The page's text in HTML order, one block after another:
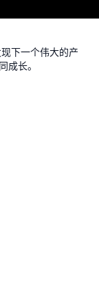
下一个伟大的产
成长。